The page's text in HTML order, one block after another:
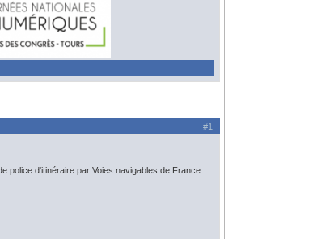
#1
police d'itinéraire par Voies navigables de France